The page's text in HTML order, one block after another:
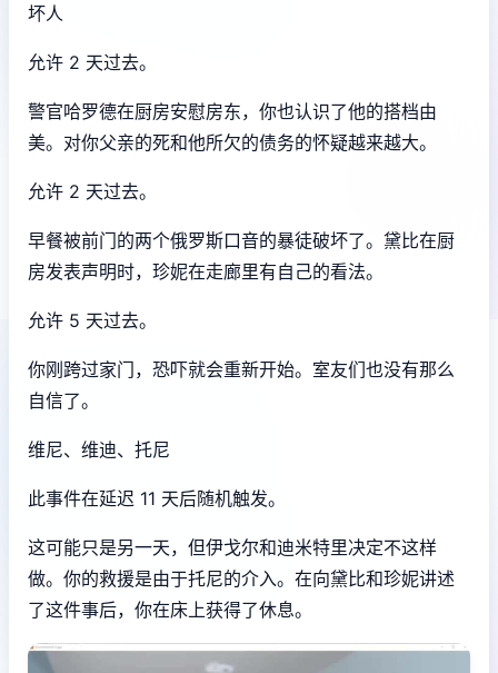
坏人
允许 2 天过去。
警官哈罗德在厨房安慰房东，你也认识了他的搭档由
美。对你父亲的死和他所欠的债务的怀疑越来越大。
允许 2 天过去。
早餐被前门的两个俄罗斯口音的暴徒破坏了。黛比在厨
房发表声明时，珍妮在走廊里有自己的看法。
允许 5 天过去。
你刚跨过家门，恐吓就会重新开始。室友们也没有那么
自信了。
维尼、维迪、托尼
此事件在延迟 11 天后随机触发。
这可能只是另一天，但伊戈尔和迪米特里决定不这样
做。你的救援是由于托尼的介入。在向黛比和珍妮讲述
了这件事后，你在床上获得了休息。